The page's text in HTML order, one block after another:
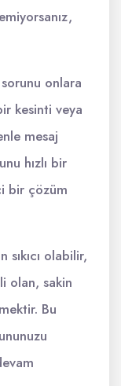
onlara
kesinti veya
mesaj
hızlı bir
bir çözüm
olabilir,
olan, sakin
Bu